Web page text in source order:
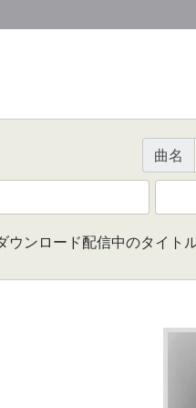
曲名
ウンロード配信中のタイト